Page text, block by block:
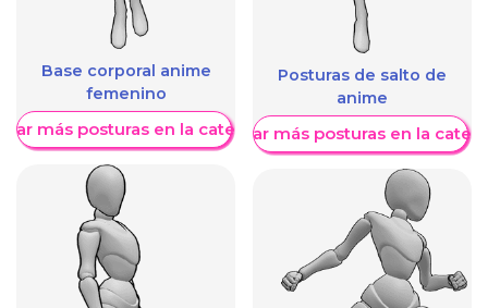
Base corporal anime
femenino
más posturas en la categoría
Posturas de salto de
anime
Mostrar más posturas en la